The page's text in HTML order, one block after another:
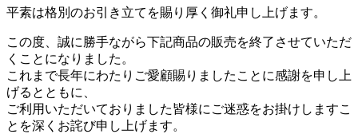
平素は格別のお引き立てを賜り厚く御礼申し上げます。
この度、誠に勝手ながら下記商品の販売を終了させていただ
くことになりました。
これまで長年にわたりご愛顧賜りましたことに感謝を申し上
げるとともに、
ご利用いただいておりました皆様にご迷惑をお掛けしますこ
とを深くお詫び申し上げます。